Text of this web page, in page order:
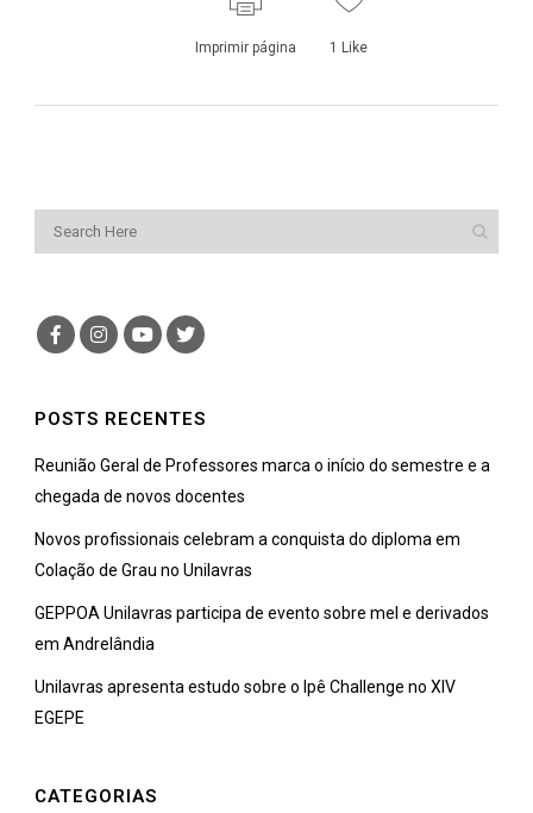
Imprimir página 1 Like
POSTS RECENTES
Reunião Geral de Professores marca o início do semestre e a
chegada de novos docentes
Novos profissionais celebram a conquista do diploma em
Colação de Grau no Unilavras
GEPPOA Unilavras participa de evento sobre mel e derivados
em Andrelândia
Unilavras apresenta estudo sobre o Ipê Challenge no XIV
EGEPE
CATEGORIAS